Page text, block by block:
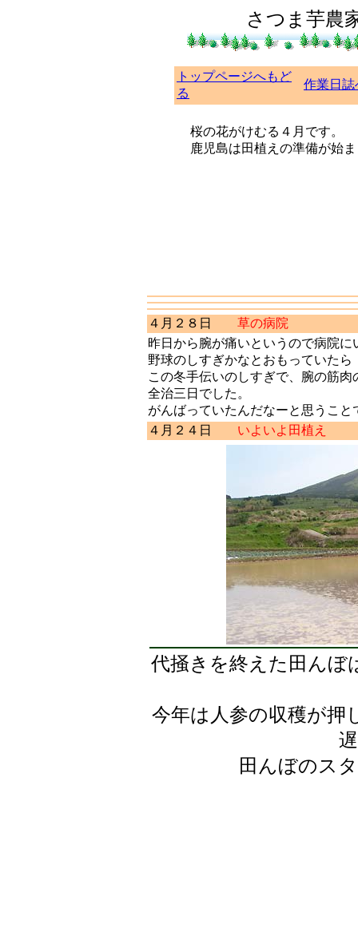
さつま芋農
トップページへもど
る
作業日
桜の花がけむる４月です。
鹿児島は田植えの準備が始
４月２８日 草の病院
昨日から腕が痛いというので病院に
野球のしすぎかなとおもっていたら
この冬手伝いのしすぎで、腕の筋
全治三日でした。
がんばっていたんだなーと
４月２４日 いよいよ田植え
代掻きを終えた田んぼ
今年は人参の収穫が押
田んぼのス